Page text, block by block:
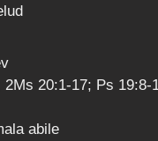
2Ms 20:1-17; Ps 19:8-
abile